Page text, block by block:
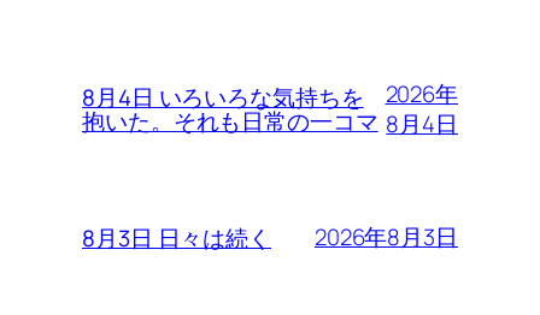
8月4日 いろいろな気持ちを
抱いた。それも日常の一コマ
2026年
8月4日
8月3日 日々は続く 2026年8月3日